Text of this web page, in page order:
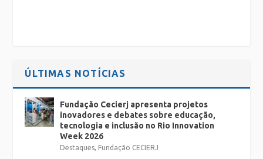
ÚLTIMAS NOTÍCIAS
Fundação Cecierj apresenta projetos
inovadores e debates sobre educação,
tecnologia e inclusão no Rio Innovation
Week 2026
Destaques, Fundação CECIERJ